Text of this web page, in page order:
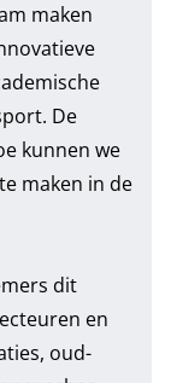
maken
De
kunnen we
maken in de
dit
en
oud-